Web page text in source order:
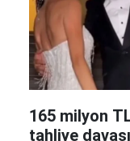
165 milyon
tahliye